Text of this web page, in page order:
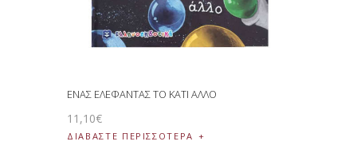
ΕΝΑΣ ΕΛΕΦΑΝΤΑΣ ΤΟ ΚΑΤΙ ΑΛΛΟ
11 ,10€
ΔΙΑΒΆΣΤΕ ΠΕΡΙΣΣΌΤΕΡΑ